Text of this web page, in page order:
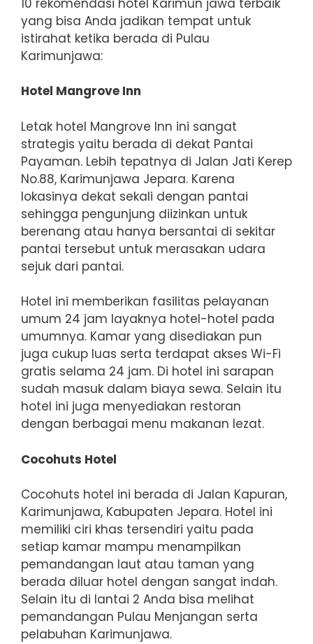
yang bisa Anda jadikan tempat untuk
istirahat ketika berada di Pulau
Karimunjawa:
Hotel Mangrove Inn
Letak hotel Mangrove Inn ini sangat
strategis yaitu berada di dekat Pantai
Payaman. Lebih tepatnya di Jalan Jati Kerep
No.88, Karimunjawa Jepara. Karena
lokasinya dekat sekali dengan pantai
sehingga pengunjung diizinkan untuk
berenang atau hanya bersantai di sekitar
pantai tersebut untuk merasakan udara
sejuk dari pantai.
Hotel ini memberikan fasilitas pelayanan
umum 24 jam layaknya hotel-hotel pada
umumnya. Kamar yang disediakan pun
juga cukup luas serta terdapat akses Wi-Fi
gratis selama 24 jam. Di hotel ini sarapan
sudah masuk dalam biaya sewa. Selain itu
hotel ini juga menyediakan restoran
dengan berbagai menu makanan lezat.
Cocohuts Hotel
Cocohuts hotel ini berada di Jalan Kapuran,
Karimunjawa, Kabupaten Jepara. Hotel ini
memiliki ciri khas tersendiri yaitu pada
setiap kamar mampu menampilkan
pemandangan laut atau taman yang
berada diluar hotel dengan sangat indah.
Selain itu di lantai 2 Anda bisa melihat
pemandangan Pulau Menjangan serta
pelabuhan Karimunjawa.